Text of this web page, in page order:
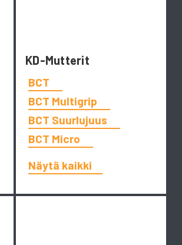
KD-Mutterit
BCT
BCT Multigrip
BCT Suurlujuus
BCT Micro
Näytä kaikki